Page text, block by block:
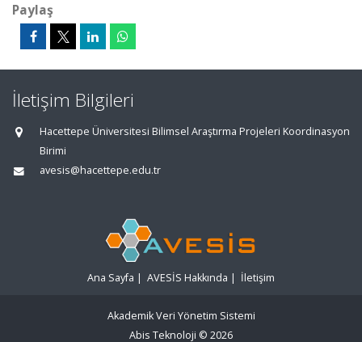
Paylaş
İletişim Bilgileri
Hacettepe Üniversitesi Bilimsel Araştırma Projeleri Koordinasyon
Birimi
avesis@hacettepe.edu.tr
Ana Sayfa | AVESİS Hakkında | İletişim
Akademik Veri Yönetim Sistemi
Abis Teknoloji © 2026